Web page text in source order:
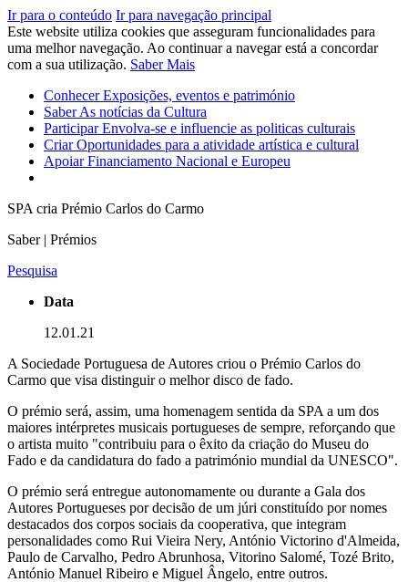
Ir para o conteúdo Ir para navegação principal
Este website utiliza cookies que asseguram funcionalidades para
uma melhor navegação. Ao continuar a navegar está a concordar
com a sua utilização. Saber Mais
ConhecerExposições, eventos e património
SaberAs notícias da Cultura
ParticiparEnvolva-se e influencie as politicas culturais
CriarOportunidades para a atividade artística e cultural
ApoiarFinanciamento Nacional e Europeu
SPA cria Prémio Carlos do Carmo
Saber | Prémios
Pesquisa
Data
12.01.21
A Sociedade Portuguesa de Autores criou o Prémio Carlos do
Carmo que visa distinguir o melhor disco de fado.
O prémio será, assim, uma homenagem sentida da SPA a um dos
maiores intérpretes musicais portugueses de sempre, reforçando que
o artista muito "contribuiu para o êxito da criação do Museu do
Fado e da candidatura do fado a património mundial da UNESCO".
O prémio será entregue autonomamente ou durante a Gala dos
Autores Portugueses por decisão de um júri constituído por nomes
destacados dos corpos sociais da cooperativa, que integram
personalidades como Rui Vieira Nery, António Victorino d'Almeida,
Paulo de Carvalho, Pedro Abrunhosa, Vitorino Salomé, Tozé Brito,
António Manuel Ribeiro e Miguel Ângelo, entre outros.